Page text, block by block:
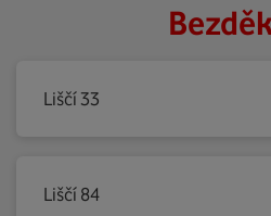
Liščí 33
Liščí 84